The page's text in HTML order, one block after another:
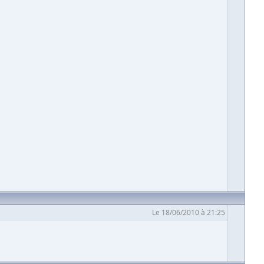
Le 18/06/2010 à 21:25